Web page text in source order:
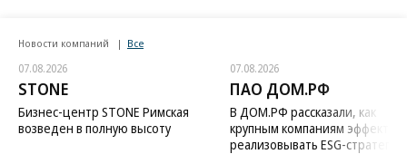
Новости компаний Все
07.08.2026
STONE
Бизнес-центр STONE Римская
возведен в полную высоту
07.08.2026
ПАО ДОМ.РФ
В ДОМ.РФ рассказали, как
крупным компаниям
реализовывать ESG-стратегию